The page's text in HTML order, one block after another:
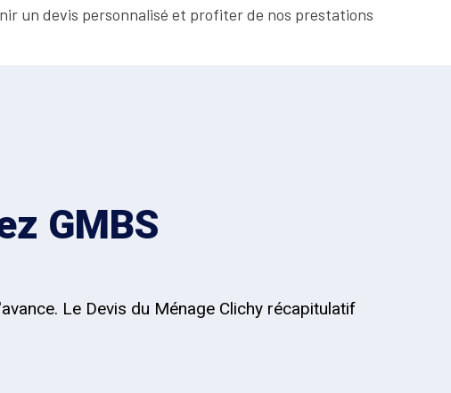
un devis personnalisé et profiter de nos prestations
GMBS
Le Devis du Ménage Clichy récapitulatif